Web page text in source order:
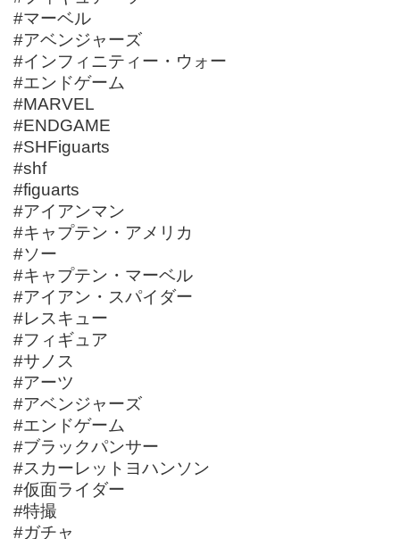
#マーベル
#アベンジャーズ
#インフィニティー・ウォー
#エンドゲーム
#MARVEL
#ENDGAME
#SHFiguarts
#shf
#figuarts
#アイアンマン
#キャプテン・アメリカ
#ソー
#キャプテン・マーベル
#アイアン・スパイダー
#レスキュー
#フィギュア
#サノス
#アーツ
#アベンジャーズ
#エンドゲーム
#ブラックパンサー
#スカーレットヨハンソン
#仮面ライダー
#特撮
#ガチャ